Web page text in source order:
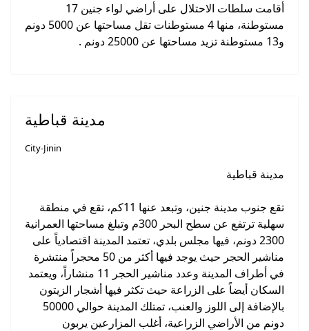
أقامت سلطات الاحتلال على أراضي لواء جنين 17
مستوطنة، منها 4 مستوطنات تقل مساحتها عن 5000 دونم
و13 مستوطنة تزيد مساحتها عن 25000 دونم .
مدينة قباطية
City-Jinin
مدينة قباطية
تقع جنوب مدينة جنين، وتبعد عنها 11كم، تقع في منطقة
سهلية ترتفع عن سطح البحر 300م وتبلغ مساحتها العمرانية
2300 دونم، فيها مجلس بلدي، تعتمد المدينة اقتصادياً على
مناشير الحجر حيث يوجد فيها أكثر من 50 محجراً منتشرة
في أطراف المدينة وعدد مناشير الحجر 11 منشاراً، ويعتمد
السكان أيضاً على الزراعة حيث تكثر فيها أشجار الزيتون
بالإضافة إلى اللوز والعنب، تمتلك المدينة حوالي 50000
دونم من الأراضي الزراعية، أغلب المزارعين يربون